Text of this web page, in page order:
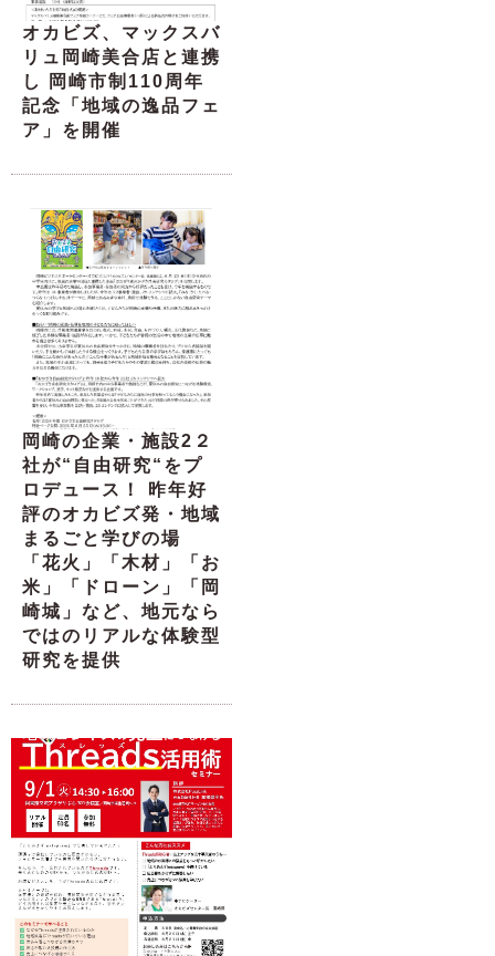
オカビズ、マックスバ
リュ岡崎美合店と連携
し 岡崎市制110周年
記念「地域の逸品フェ
ア」を開催
岡崎の企業・施設2２
社が“自由研究“をプ
ロデュース！ 昨年好
評のオカビズ発・地域
まるごと学びの場
「花火」「木材」「お
米」「ドローン」「岡
崎城」など、地元なら
ではのリアルな体験型
研究を提供